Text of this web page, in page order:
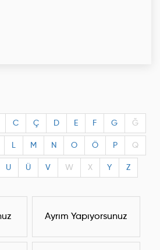
C Ç D E F G Ğ
L M N O Ö P Q
U Ü V W X Y Z
Ayrım Yapıyorsunuz